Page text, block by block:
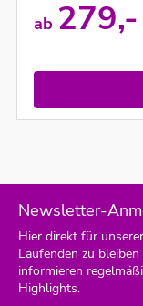
ab
Newsletter-
Hier direkt für
Laufenden zu
informieren
Highlights.